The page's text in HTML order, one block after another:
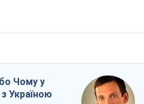
Чому у
Україною